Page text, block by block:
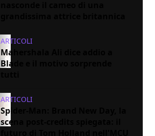
ARTICOLI
Mahershala Ali dice addio a
Blade e il motivo sorprende
ARTICOLI
Spider-Man: Brand New Day, la
scena post-credits spiegata: il